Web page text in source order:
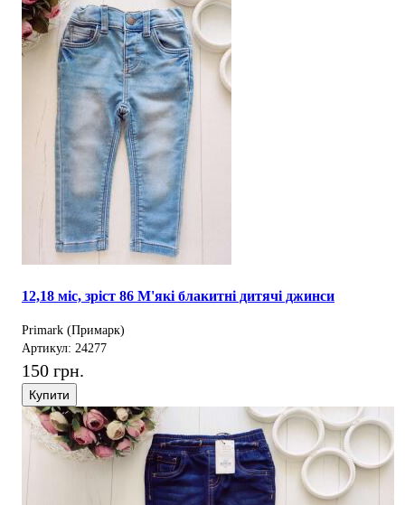
12,18 міс, зріст 86 М'які блакитні дитячі джинси
Primark (Примарк)
Артикул: 24277
150 грн.
Купити